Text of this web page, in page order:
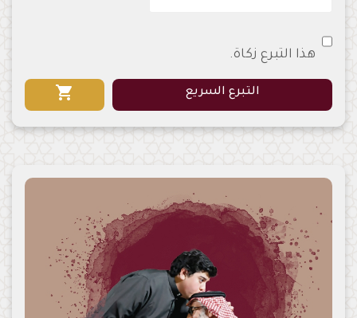
هذا التبرع زكاة.
التبرع السريع shopping_cart